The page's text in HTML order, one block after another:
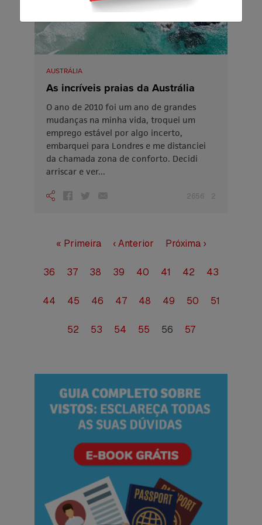
AUSTRÁLIA
As incríveis praias da Austrália
O ano de 2010 foi um ano de grandes
mudanças na minha vida, troquei um
emprego estável por algo incerto,
embarquei para Londres e me distanciei
da chamada zona de conforto. Decidi
arriscar e ver...
2656 2
« Primeira ‹ Anterior Próxima ›
36 37 38 39 40 41 42 43
44 45 46 47 48 49 50 51
52 53 54 55 56 57